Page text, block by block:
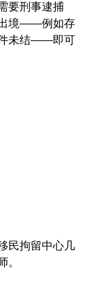
要刑事逮捕
出境——例如存
件未结——即可
民拘留中心几